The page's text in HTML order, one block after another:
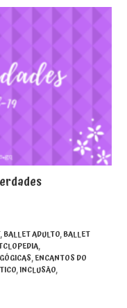
,BALLET ADULTO,BALLET
,
,ENCANTOS DO
,INCLUSÃO,